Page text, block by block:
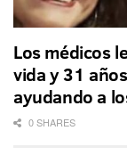
Los médicos
vida y 31
ayudando a
0 SHARES